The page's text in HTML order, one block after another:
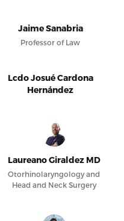
Jaime Sanabria
Professor of Law
Lcdo Josué Cardona
Hernández
Laureano Giraldez MD
Otorhinolaryngology and
Head and Neck Surgery